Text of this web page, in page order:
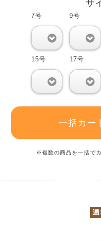
サ
7号 9号
15号 17号
一括カー
※複数の商品を一括で